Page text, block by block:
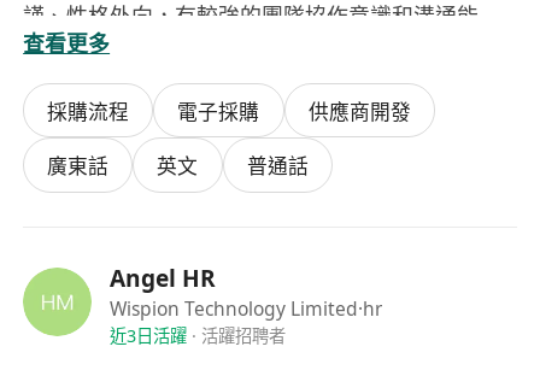
謹、性格外向，有較強的團隊協作意識和溝通能
力。
4:熟悉電子設備 / 機型相關知識，需熟練掌握基本
驗機知識，有相關驗機工作經驗者優先；
5:有採購管道拓展、市場價格調研經驗者優先，瞭
解鴻圖道市場行情者可優先錄用；
7:對數位敏感，擅長資訊整理與更新，能高效完成
價格、貨源、貨品分類等資訊記錄與同步;
8:具備流利的英語聽說讀寫能力，能獨立使用英語
查看更多
採購流程 電子採購
供應商開發
廣東話
英文 普通話
Angel HR
Wispion Technology Limited·hr
近3日活躍· 活躍招聘者